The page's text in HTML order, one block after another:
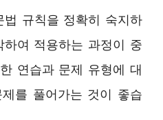
규칙을 정확히 숙지하
여 적용하는 과정이 중
연습과 문제 유형에 대
를 풀어가는 것이 좋습